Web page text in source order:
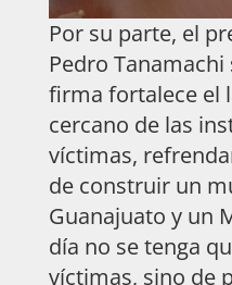
Por su parte, el
Pedro
firma fortalece el
cercano de las
víctimas,
de construir un
Guanajuato y un
día no se tenga
víctimas, sino de